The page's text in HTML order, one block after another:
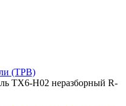
(ТРВ)
TX6-H02 неразборный R-